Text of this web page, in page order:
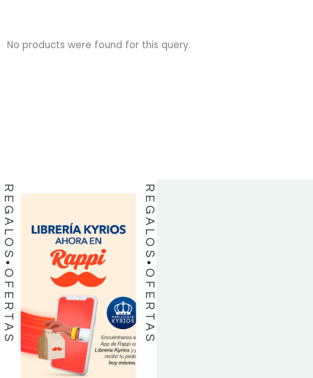
No products were found for this query.
REGALOS
OFERTAS
REGALOS
OFERTAS